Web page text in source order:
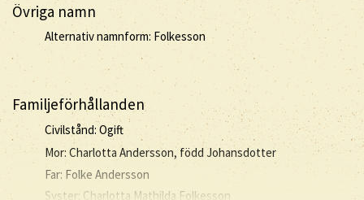
Övriga namn
Alternativ namnform: Folkesson
Familjeförhållanden
Civilstånd: Ogift
Mor: Charlotta Andersson, född Johansdotter
Far: Folke Andersson
Syster: Charlotta Mathilda Folkesson